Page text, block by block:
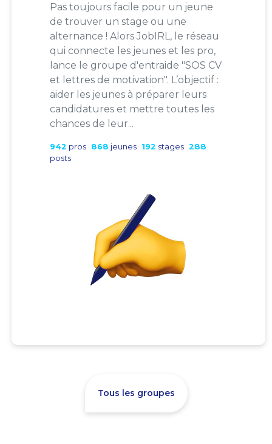
Pas toujours facile pour un jeune
de trouver un stage ou une
alternance ! Alors JobIRL, le réseau
qui connecte les jeunes et les pro,
lance le groupe d'entraide "SOS CV
et lettres de motivation". L’objectif :
aider les jeunes à préparer leurs
candidatures et mettre toutes les
chances de leur...
942 pros 868 jeunes 192 stages 288
posts
Tous les groupes